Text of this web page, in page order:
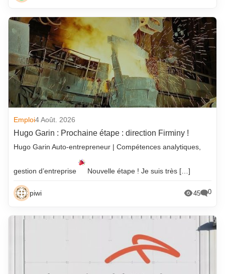
Emploi4 Août. 2026
Hugo Garin : Prochaine étape : direction Firminy !
Hugo Garin Auto-entrepreneur | Compétences analytiques,
gestion d’entreprise Nouvelle étape ! Je suis très […]
piwi 45 0